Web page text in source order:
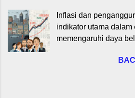
kepuasan pelanggan
produk. Prosedur
inspeksi untuk
deliverables.
Pengantar Ekonomi.
dasar-dasar ini, Anda
pasar digital,
memengaruhi
Inflasi dan
indikator utama dalam
memengaruhi daya
definisi, penyebab,